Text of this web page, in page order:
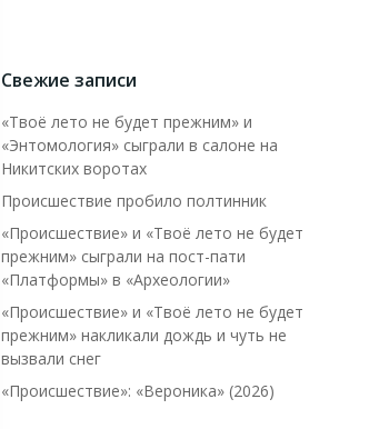
Свежие записи
«Твоё лето не будет прежним» и
«Энтомология» сыграли в салоне на
Никитских воротах
Происшествие пробило полтинник
«Происшествие» и «Твоё лето не будет
прежним» сыграли на пост-пати
«Платформы» в «Археологии»
«Происшествие» и «Твоё лето не будет
прежним» накликали дождь и чуть не
вызвали снег
«Происшествие»: «Вероника» (2026)